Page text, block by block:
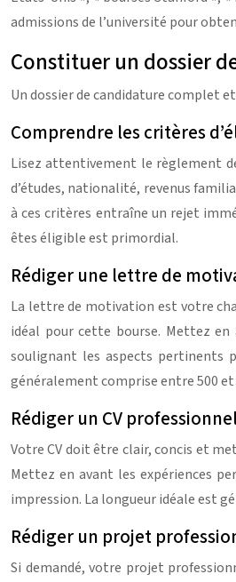
admissions de l’université pour
Constituer un dossier
Un dossier de candidature complet
Comprendre les critères
Lisez attentivement le règlement
d’études, nationalité, revenus
à ces critères entraîne un rejet
êtes éligible est primordial.
Rédiger une lettre de
La lettre de motivation est votre
idéal pour cette bourse. Mettez
soulignant les aspects pertinents
généralement comprise entre 500 et
Rédiger un CV
Votre CV doit être clair, concis et
Mettez en avant les expériences
impression. La longueur idéale est
Rédiger un projet
Si demandé, votre projet